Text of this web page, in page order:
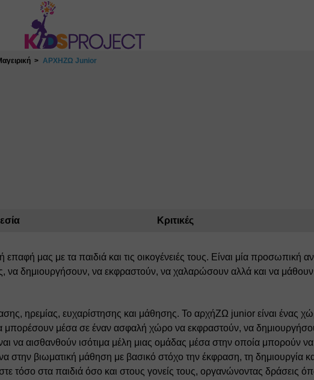
ΑΡΧΗΖΩ Junior
Κριτικές
μας με τα παιδιά και τις οικογένειές τους. Είναι μία προσωπική
να δημιουργήσουν, να εκφραστούν, να χαλαρώσουν αλλά και να
ηρεμίας, ευχαρίστησης και μάθησης. Το αρχήΖΩ junior είναι ένας
να μπορέσουν μέσα σε έναν ασφαλή χώρο να εκφραστούν, να
να αισθανθούν ισότιμα μέλη μιας ομάδας μέσα στην οποία μπορούν
στην βιωματική μάθηση με βασικό στόχο την έκφραση, τη δημιουργία
τόσο στα παιδιά όσο και στους γονείς τους, οργανώνοντας δράσεις